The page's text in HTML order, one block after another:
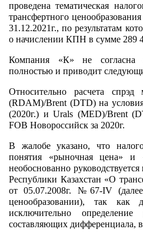
проведена тематическая
трансфертного
31.12.2021г., по результатам
о начислении КПН в сумме 289
Компания «К» не согласна
полностью и приводит
Относительно расчета
(RDAM)/Brent (DTD) на
(2020г.) и Urals (MED)/Brent
FOB Новороссийск за 2020г.
В жалобе указано, что
понятия «рыночная цена» и
необоснованно
Республики Казахстан «О
от 05.07.2008г. №67-IV
ценообразовании), так как
исключительно
составляющих дифференциала,